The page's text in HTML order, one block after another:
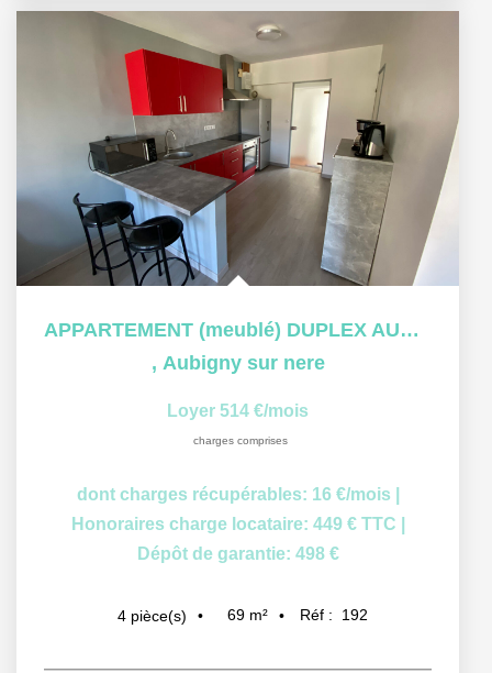
APPARTEMENT (meublé) DUPLEX AUBIGNY SUR NERE - 4 pièce(s)...
, Aubigny sur nere
Loyer 514 €/mois
charges comprises
dont charges récupérables: 16 €/mois
Honoraires charge locataire: 449 € TTC
Dépôt de garantie: 498 €
4 pièce(s) 69 m² Réf : 192